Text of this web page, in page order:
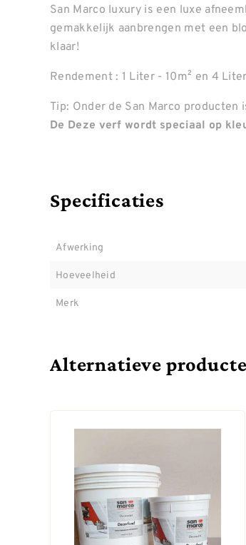
San Marco luxury is een luxe
gemakkelijk aanbrengen met een
klaar!
Rendement : 1 Liter - 10m² en 4
Tip: Onder de San Marco
De Deze verf wordt speciaal op
Specificaties
Afwerking
Hoeveelheid
Merk
Alternatieve